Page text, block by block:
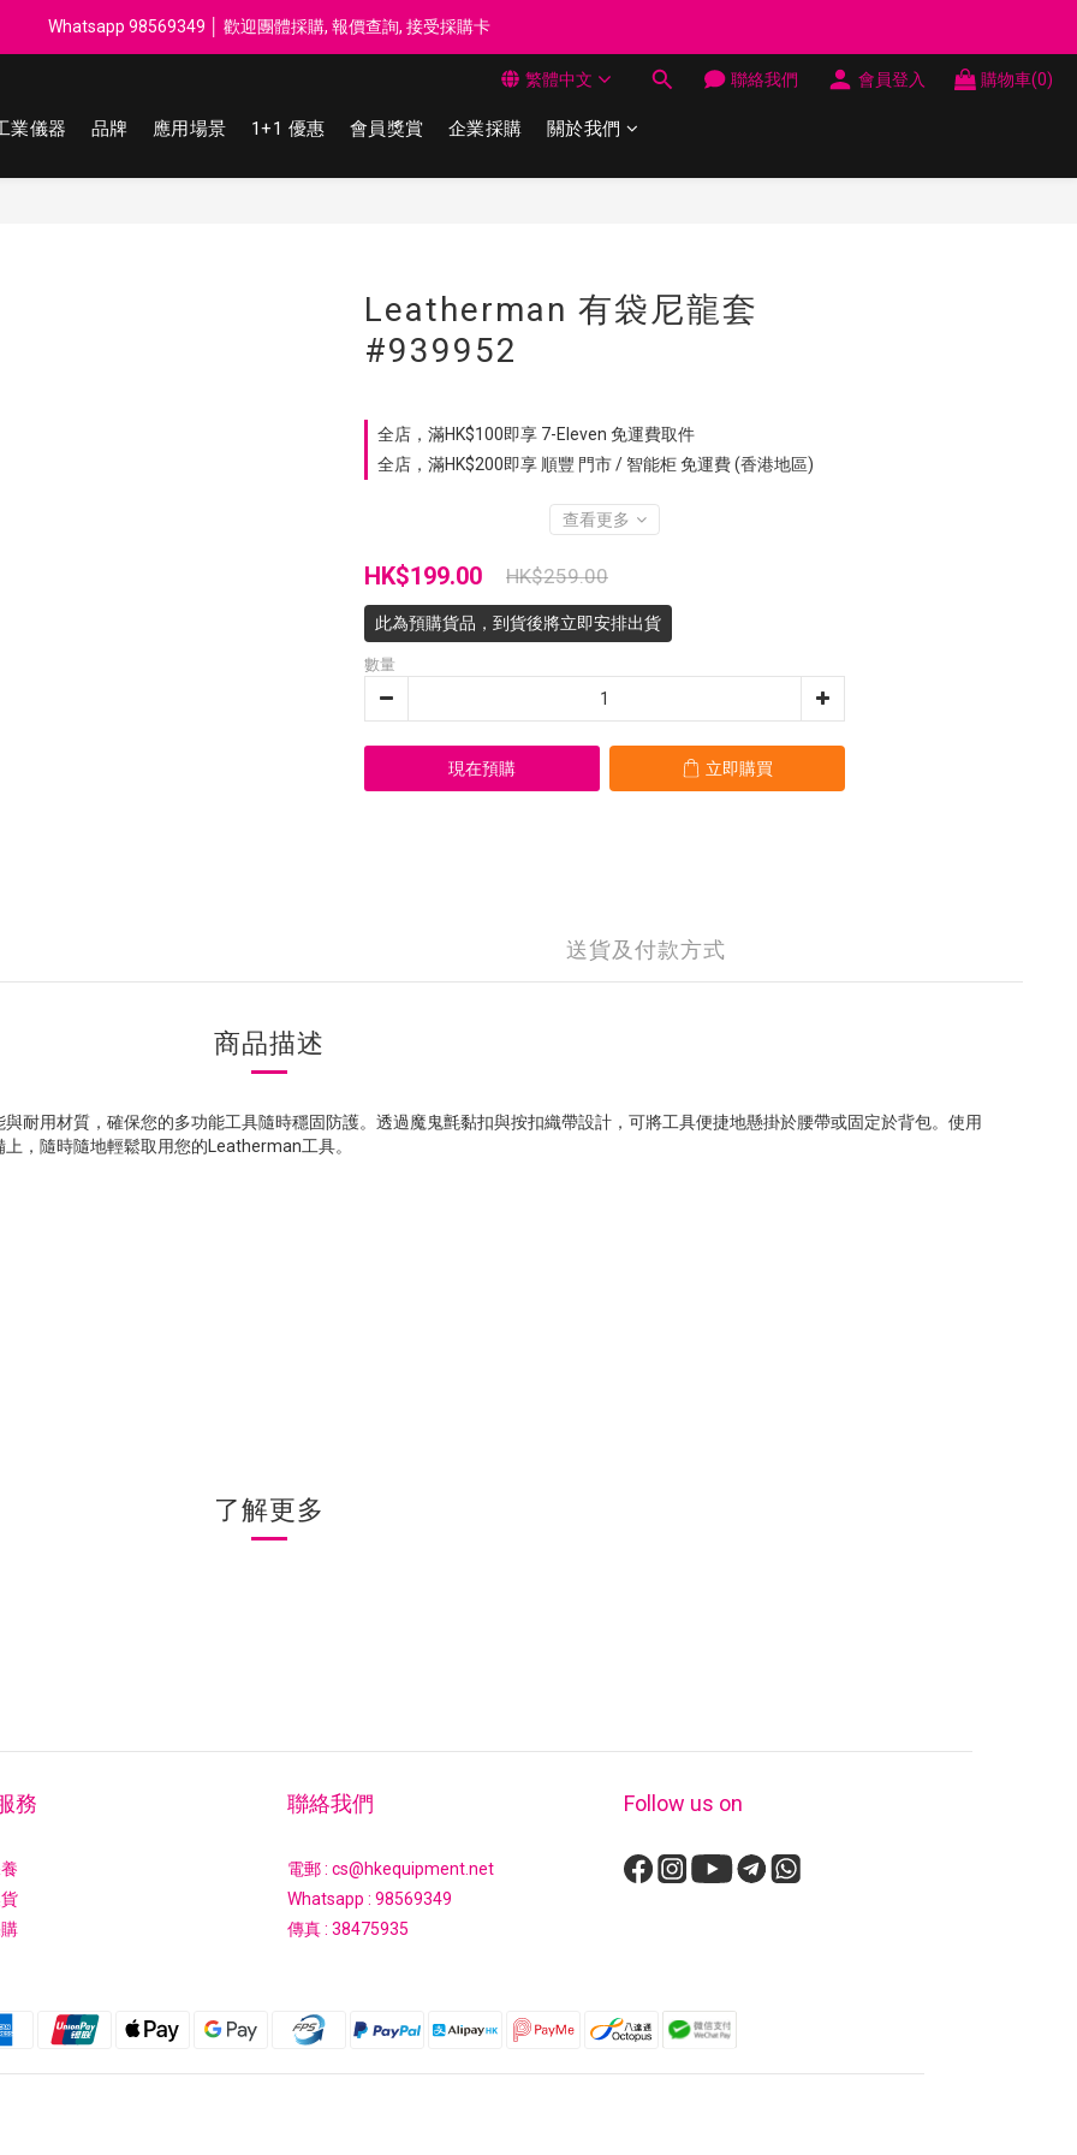
享每$50回贈$1 │ 滿HK$899 送 N-rit Campack Towel 吸汗毛巾 韓國制 送完即止
Whatsapp 98569349 │ 歡迎團體採購, 報價查詢, 接受採購卡
享每$50回贈$1 │ 滿HK$899 送 N-rit Campack Towel 吸汗毛巾 韓國制 送完即止
繁體中文 聯絡我們 會員登入 購物車(0)
業儀器 品牌 應用場景 1+1 優惠 會員獎賞 企業採購 關於我們
Leatherman 有袋尼龍套
#939952
全店，滿HK$100即享 7-Eleven 免運費取件
全店，滿HK$200即享 順豐 門市 / 智能柜 免運費 (香港地區)
查看更多
HK$199.00 HK$259.00
此為預購貨品，到貨後將立即安排出貨
數量
現在預購 立即購買
送貨及付款方式
商品描述
耐用材質，確保您的多功能工具隨時穩固防護。透過魔鬼氈黏扣與按扣織帶設計，可將工具便捷地懸掛於腰帶或固定於背包。使用
，隨時隨地輕鬆取用您的Leatherman工具。
了解更多
務 聯絡我們
電郵 : cs@hkequipment.net
Whatsapp : 98569349
傳真 : 38475935
Follow us on